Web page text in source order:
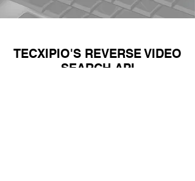
TECXIPIO'S REVERSE VIDEO
SEARCH API